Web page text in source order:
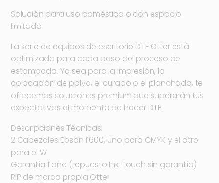
Solución para uso doméstico o con espacio
limitado
La serie de equipos de escritorio DTF Otter está
optimizada para cada paso del proceso de
estampado. Ya sea para la impresión, la
colocación de polvo, el curado o el planchado, te
ofrecemos soluciones premium que superarán tus
expectativas al momento de hacer DTF.
Descripciones Técnicas
2 Cabezales Epson i1600, uno para CMYK y el otro
para el W
Garantía 1 año (repuesto Ink-touch sin garantía)
RIP de marca propia Otter